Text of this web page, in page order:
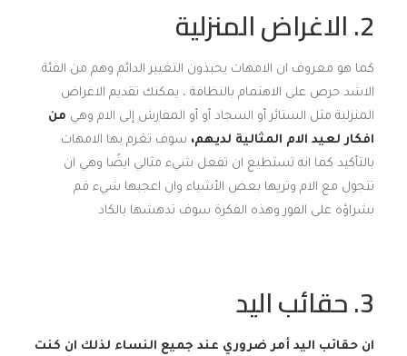
2. الاغراض المنزلية
كما هو معروف ان الامهات يحبذون التغيير الدائم وهم من الفئة
الاشد حرص على الاهتمام بالنظافة ، يمكنك تقديم الاغراض
المنزلية مثل الستائر أو السجاد أو أو المفارش إلى الام وهي من
افكار لعيد الام المثالية لديهم، سوف تغرم بها الامهات
بالتأكيد كما انه تستطيع ان تفعل شيء مثالي ايضًا وهي ان
تتجول مع الام وتريها بعض الأشياء وان اعجبها شيء قم
بشراؤه على الفور وهذه الفكرة سوف تدهشها بالكاد
3. حقائب اليد
ان حقائب اليد أمر ضروري عند جميع النساء لذلك ان كنت